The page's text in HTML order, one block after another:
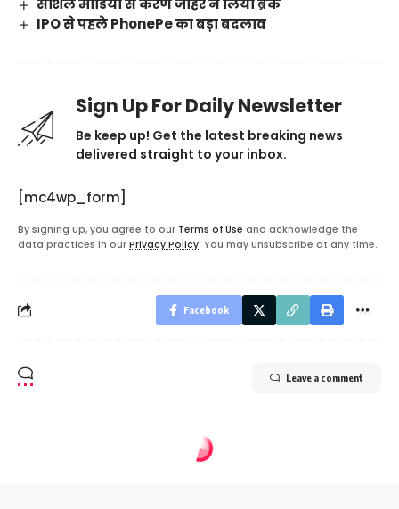
सोशल मीडिया से करण जौहर ने लिया ब्रेक
IPO से पहले PhonePe का बड़ा बदलाव
Sign Up For Daily Newsletter
Be keep up! Get the latest breaking news
delivered straight to your inbox.
[mc4wp_form]
By signing up, you agree to our Terms of Use and acknowledge the
data practices in our Privacy Policy. You may unsubscribe at any time.
Facebook
Leave a comment